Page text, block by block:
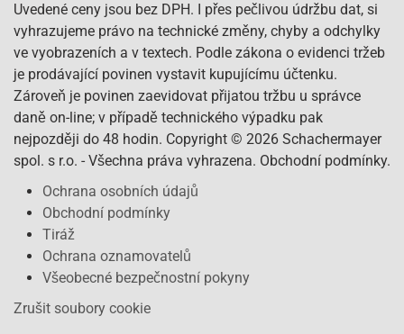
Uvedené ceny jsou bez DPH. I přes pečlivou údržbu dat, si
vyhrazujeme právo na technické změny, chyby a odchylky
ve vyobrazeních a v textech. Podle zákona o evidenci tržeb
je prodávající povinen vystavit kupujícímu účtenku.
Zároveň je povinen zaevidovat přijatou tržbu u správce
daně on-line; v případě technického výpadku pak
nejpozději do 48 hodin. Copyright © 2026 Schachermayer
spol. s r.o. - Všechna práva vyhrazena. Obchodní podmínky.
Ochrana osobních údajů
Obchodní podmínky
Tiráž
Ochrana oznamovatelů
Všeobecné bezpečnostní pokyny
Zrušit soubory cookie